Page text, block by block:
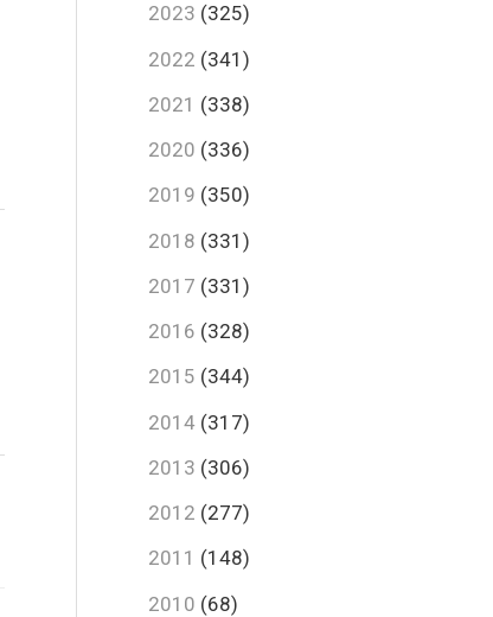
2023 (325)
2022 (341)
2021 (338)
2020 (336)
2019 (350)
2018 (331)
2017 (331)
2016 (328)
2015 (344)
2014 (317)
2013 (306)
2012 (277)
2011 (148)
2010 (68)